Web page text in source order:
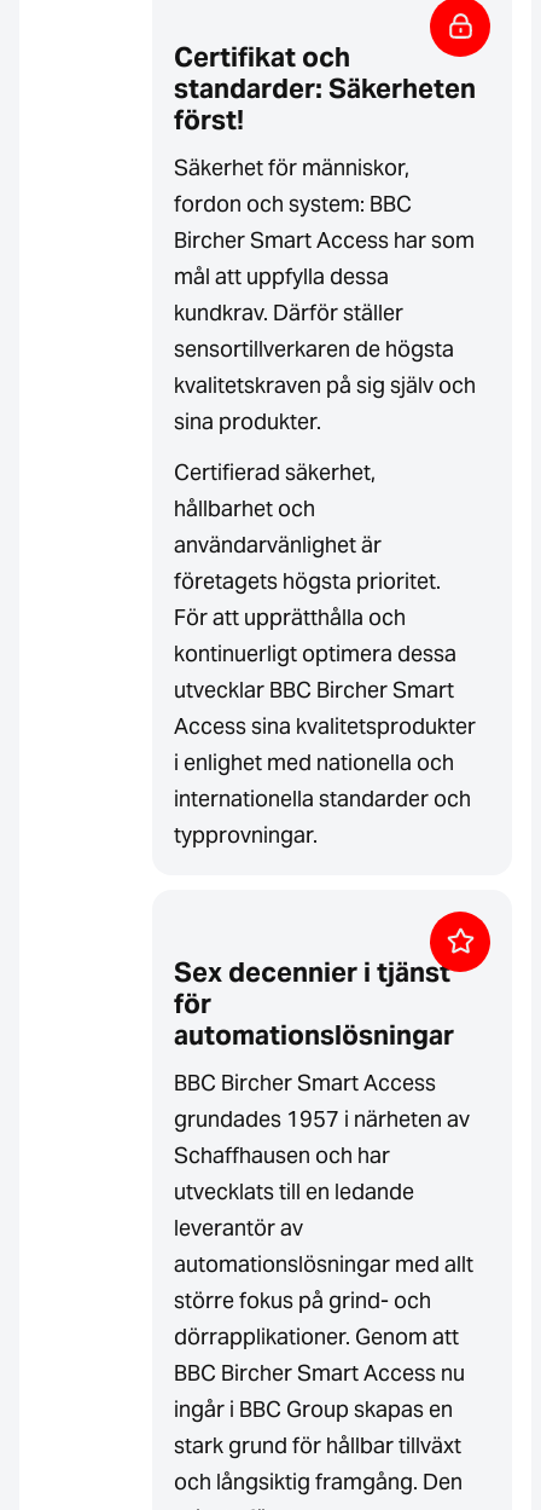
Certifikat och
standarder: Säkerheten
först!
Säkerhet för människor,
fordon och system: BBC
Bircher Smart Access har som
mål att uppfylla dessa
kundkrav. Därför ställer
sensortillverkaren de högsta
kvalitetskraven på sig själv och
sina produkter.
Certifierad säkerhet,
hållbarhet och
användarvänlighet är
företagets högsta prioritet.
För att upprätthålla och
kontinuerligt optimera dessa
utvecklar BBC Bircher Smart
Access sina kvalitetsprodukter
i enlighet med nationella och
internationella standarder och
typprovningar.
Sex decennier i tjänst
för
automationslösningar
BBC Bircher Smart Access
grundades 1957 i närheten av
Schaffhausen och har
utvecklats till en ledande
leverantör av
automationslösningar med allt
större fokus på grind- och
dörrapplikationer. Genom att
BBC Bircher Smart Access nu
ingår i BBC Group skapas en
stark grund för hållbar tillväxt
och långsiktig framgång. Den